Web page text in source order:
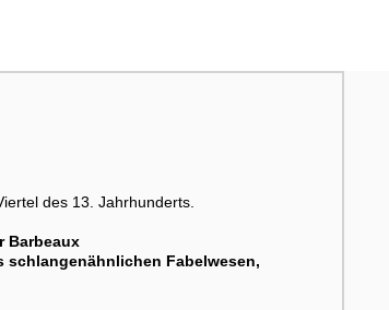
des 13. Jahrhunderts.
Barbeaux
Fabelwesen,